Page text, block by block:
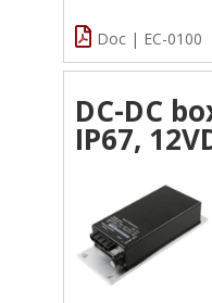
Doc | EC-0100
DC-DC
IP67,